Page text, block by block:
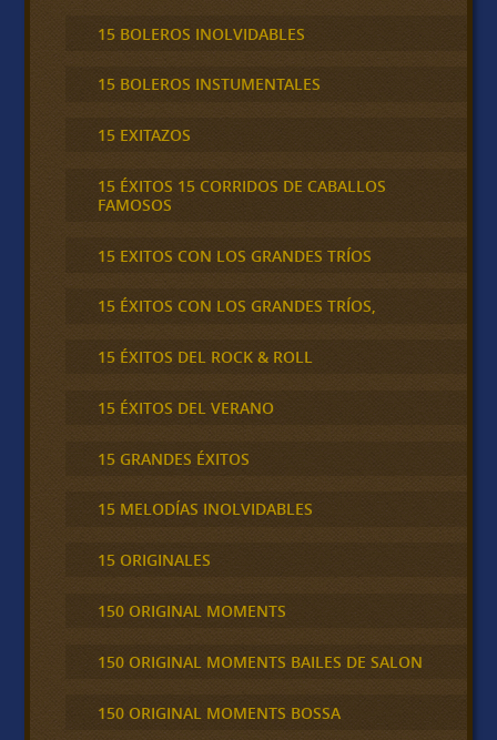
15 BOLEROS INOLVIDABLES
15 BOLEROS INSTUMENTALES
15 EXITAZOS
15 ÉXITOS 15 CORRIDOS DE CABALLOS
FAMOSOS
15 EXITOS CON LOS GRANDES TRÍOS
15 ÉXITOS CON LOS GRANDES TRÍOS,
15 ÉXITOS DEL ROCK & ROLL
15 ÉXITOS DEL VERANO
15 GRANDES ÉXITOS
15 MELODÍAS INOLVIDABLES
15 ORIGINALES
150 ORIGINAL MOMENTS
150 ORIGINAL MOMENTS BAILES DE SALON
150 ORIGINAL MOMENTS BOSSA